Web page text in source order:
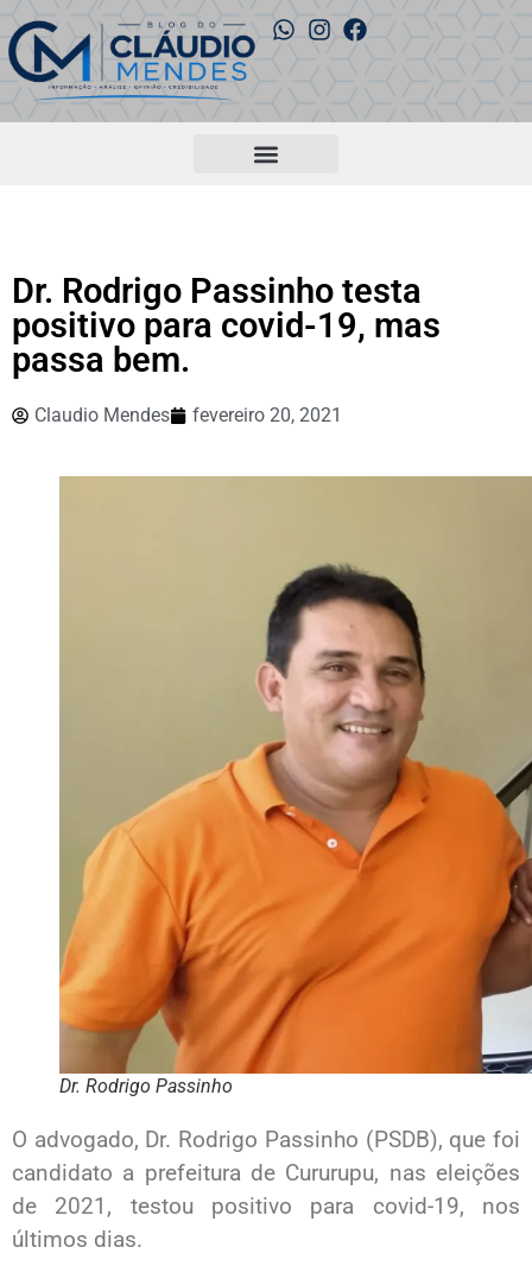
Dr. Rodrigo Passinho testa
positivo para covid-19, mas
passa bem.
Claudio Mendes fevereiro 20, 2021
Dr. Rodrigo Passinho
O advogado, Dr. Rodrigo Passinho (PSDB), que foi
candidato a prefeitura de Cururupu, nas eleições
de 2021, testou positivo para covid-19, nos
últimos dias.